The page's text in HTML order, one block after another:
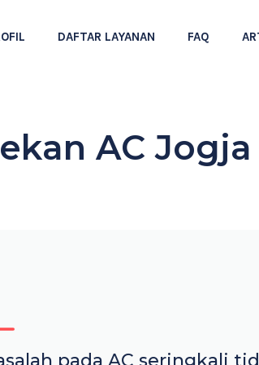
DAFTAR LAYANAN FAQ
AC Jogja
pada AC seringkali